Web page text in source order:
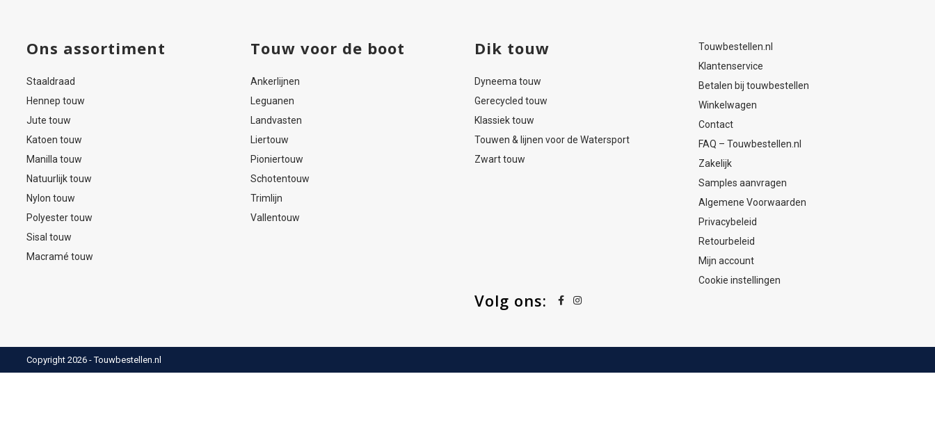
Ons assortiment
Staaldraad
Hennep touw
Jute touw
Katoen touw
Manilla touw
Natuurlijk touw
Nylon touw
Polyester touw
Sisal touw
Macramé touw
Touw voor de boot
Ankerlijnen
Leguanen
Landvasten
Liertouw
Pioniertouw
Schotentouw
Trimlijn
Vallentouw
Dik touw
Dyneema touw
Gerecycled touw
Klassiek touw
Touwen & lijnen voor de Watersport
Zwart touw
Touwbestellen.nl
Klantenservice
Betalen bij touwbestellen
Winkelwagen
Contact
FAQ – Touwbestellen.nl
Zakelijk
Samples aanvragen
Algemene Voorwaarden
Privacybeleid
Retourbeleid
Mijn account
Cookie instellingen
Volg ons:
Copyright 2026 - Touwbestellen.nl